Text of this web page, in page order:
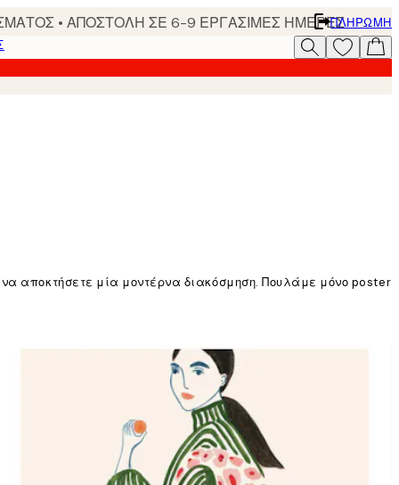
• ΑΠΟΣΤΟΛΗ ΣΕ 6-9 ΕΡΓΑΣΙΜΕΣ ΗΜΕΡΕΣΠΛΗΡΩΜΉ
αποκτήσετε μία μοντέρνα διακόσμηση. Πουλάμε μόνο poster